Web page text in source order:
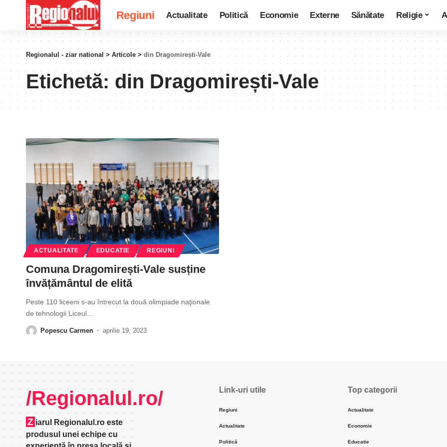
Regiuni Actualitate Politică Economie Externe Sănătate Religie
Regionalul - ziar national > Articole > din Dragomirești-Vale
Etichetă: din Dragomirești-Vale
ACTUALITATE EDUCATIE REGIUNI
Comuna Dragomirești-Vale susține
învățământul de elită
Peste 110 liceeni s-au întrecut la două olimpiade naţionale
de tehnologii Liceul
Popescu Carmen aprilie 19, 2023
/Regionalul.ro/
Z iarul Regionalul.ro este
produsul unei echipe cu
Link-uri utile
Regiuni
Actualitate
Politică
Top categorii
Actualitate
Economie
Educatie